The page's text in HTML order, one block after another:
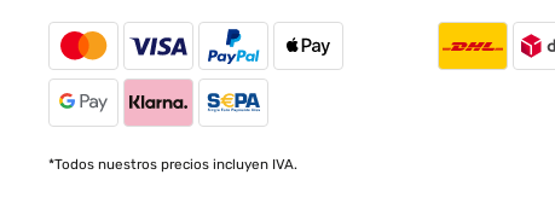
*Todos nuestros precios incluyen IVA.